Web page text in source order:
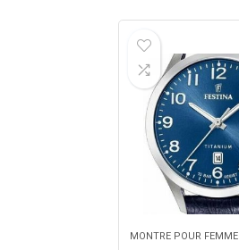
MONTRE POUR FEMME